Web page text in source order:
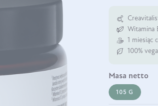
Witamina
1 miesiąc
100%
masa netto
105 G